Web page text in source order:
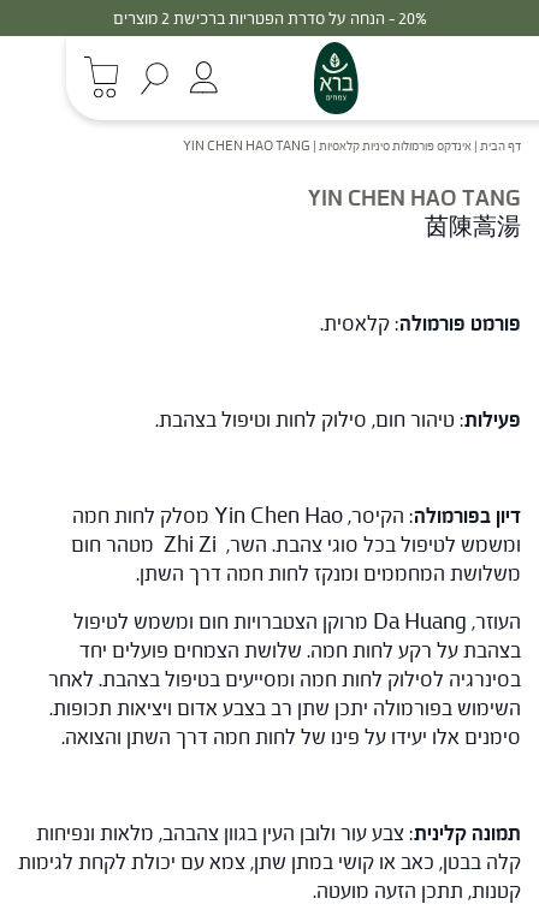
20% - הנחה על סדרת הפטריות ברכישת 2 מוצרים
דף הבית | אינדקס פורמולות סיניות קלאסיות |
YIN CHEN HAO TANG
YIN CHEN HAO TANG
茵陳蒿湯
פורמט פורמולה: קלאסית.
פעילות: טיהור חום, סילוק לחות וטיפול בצהבת.
דיון בפורמולה
: הקיסר, Yin Chen Hao מסלק לחות חמה
ומשמש לטיפול בכל סוגי צהבת. השר, Zhi Zi מטהר חום
משלושת המחממים ומנקז לחות חמה דרך השתן.
העוזר, Da Huang מרוקן הצטברויות חום ומשמש לטיפול
בצהבת על רקע לחות חמה. שלושת הצמחים פועלים יחד
בסינרגיה לסילוק לחות חמה ומסייעים בטיפול בצהבת. לאחר
השימוש בפורמולה יתכן שתן רב בצבע אדום ויציאות תכופות.
סימנים אלו יעידו על פינו של לחות חמה דרך השתן והצואה.
תמונה קלינית: צבע עור ולובן העין בגוון צהבהב, מלאות ונפיחות
קלה בבטן, כאב או קושי במתן שתן, צמא עם יכולת לקחת לגימות
קטנות, תתכן הזעה מועטה.